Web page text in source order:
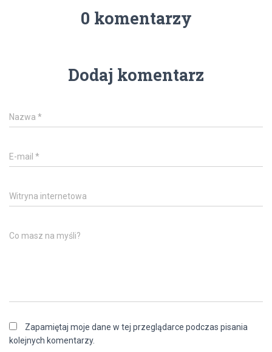
0 komentarzy
Dodaj komentarz
Nazwa *
E-mail *
Witryna internetowa
Co masz na myśli?
Zapamiętaj moje dane w tej przeglądarce podczas pisania
kolejnych komentarzy.